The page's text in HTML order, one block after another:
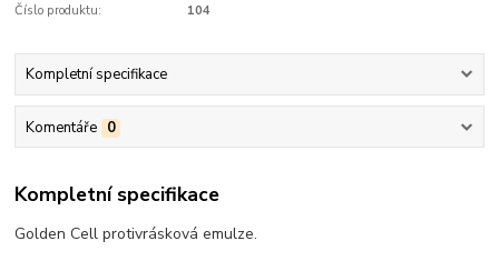
Číslo produktu: 104
Kompletní specifikace
Komentáře 0
Kompletní specifikace
Golden Cell protivrásková emulze.